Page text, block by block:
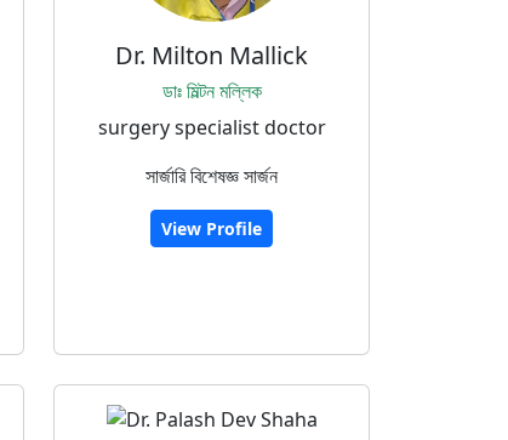
Dr. Milton Mallick
ডাঃ মিল্টন মল্লিক
surgery specialist doctor
সার্জারি বিশেষজ্ঞ সার্জন
View Profile